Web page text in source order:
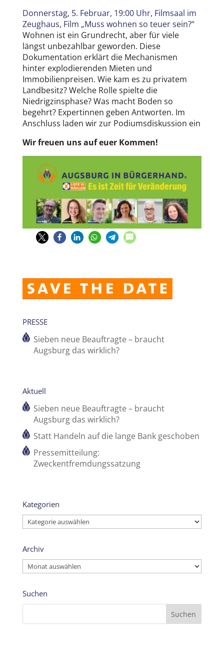
Donnerstag, 5. Februar, 19:00 Uhr, Filmsaal im
Zeughaus, Film „Muss wohnen so teuer sein?“
Wohnen ist ein Grundrecht, aber für viele
längst unbezahlbar geworden. Diese
Dokumentation erklärt die Mechanismen
hinter explodierenden Mieten und
Immobilienpreisen. Wie kam es zu privatem
Landbesitz? Welche Rolle spielte die
Niedrigzinsphase? Was macht Boden so
begehrt? Expertinnen geben Antworten. Im
Anschluss laden wir zur Podiumsdiskussion ein
Wir freuen uns auf euer Kommen!
PRESSE
Sieben neue Beauftragte – braucht
Augsburg das wirklich?
Aktuell
Sieben neue Beauftragte – braucht
Augsburg das wirklich?
Statt Handeln auf die lange Bank geschoben
Pressemitteilung:
Zweckentfremdungssatzung
Kategorien
Kategorien
Archiv
Archiv
Suchen